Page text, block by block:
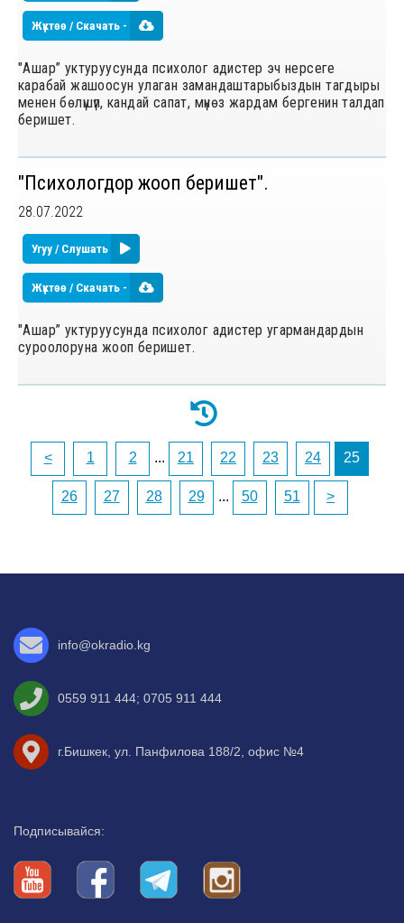
Жүктөө / Скачать -
"Ашар” уктуруусунда психолог адистер эч нерсеге
карабай жашоосун улаган замандаштарыбыздын тагдыры
менен бѳлүшүп, кандай сапат, мүнѳз жардам бергенин талдап
беришет.
"Психологдор жооп беришет".
28.07.2022
Угуу / Слушать
Жүктөө / Скачать -
"Ашар” уктуруусунда психолог адистер угармандардын
суроолоруна жооп беришет.
< 1 2 ... 21 22 23 24 25
26 27 28 29 ... 50 51 >
info@okradio.kg
0559 911 444; 0705 911 444
г.Бишкек, ул. Панфилова 188/2, офис №4
Подписывайся: